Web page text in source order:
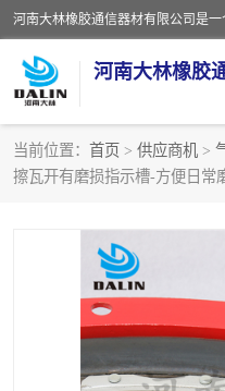
河南大林橡胶
当前位置： 首页 > 供应商机 >
擦瓦开有磨损指示槽-方便日常
推盘离合器
VC离合器
PO隔膜离合器